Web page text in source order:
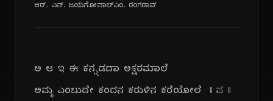
ಆರ್. ಎನ್. ಜಯಗೋಪಾಲ್ಎಂ. ರಂಗರಾವ್
ಅ ಆ ಇ ಈ ಕನ್ನಡದಾ ಅಕ್ಷರಮಾಲೆ
ಅಮ್ಮ ಎಂಬುದೇ ಕಂದನ ಕರುಳಿನ ಕರೆಯೋಲೆ
|| ಪ ||